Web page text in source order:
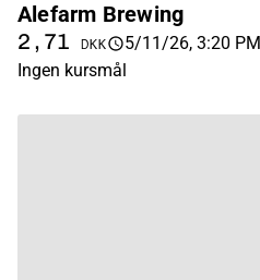
Alefarm Brewing
2,71 DKK
5/11/26, 3:20 PM
Ingen kursmål